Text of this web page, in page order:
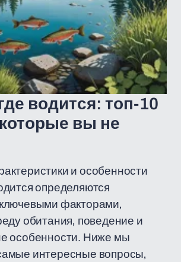
водится: топ-10
вы не
и особенности
определяются
факторами,
обитания, поведение и
особенности. Ниже мы
интересные вопросы,